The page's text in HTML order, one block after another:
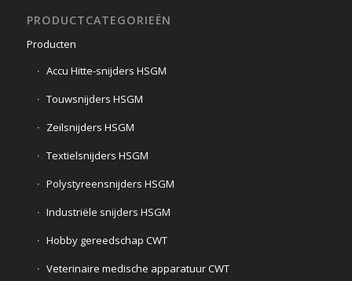
PRODUCTCATEGORIEËN
Producten
Accu Hitte-snijders HSGM
Touwsnijders HSGM
Zeilsnijders HSGM
Textielsnijders HSGM
Polystyreensnijders HSGM
Industriële snijders HSGM
Hobby gereedschap CWT
Veterinaire medische apparatuur CWT